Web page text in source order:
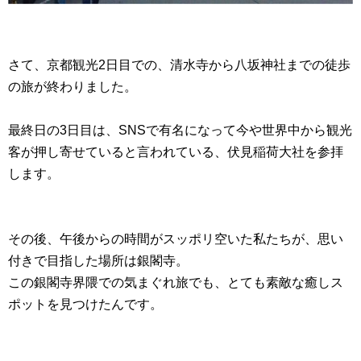
さて、京都観光2日目での、清水寺から八坂神社までの徒歩
の旅が終わりました。
最終日の3日目は、SNSで有名になって今や世界中から観光
客が押し寄せていると言われている、伏見稲荷大社を参拝
します。
その後、午後からの時間がスッポリ空いた私たちが、思い
付きで目指した場所は銀閣寺。
この銀閣寺界隈での気まぐれ旅でも、とても素敵な癒しス
ポットを見つけたんです。